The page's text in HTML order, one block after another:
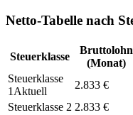
Netto-Tabelle nach
Steuerklasse
Bruttolohn
(Monat)
Steuerklasse
1 Aktuell
2.833 €
Steuerklasse 2 2.833 €